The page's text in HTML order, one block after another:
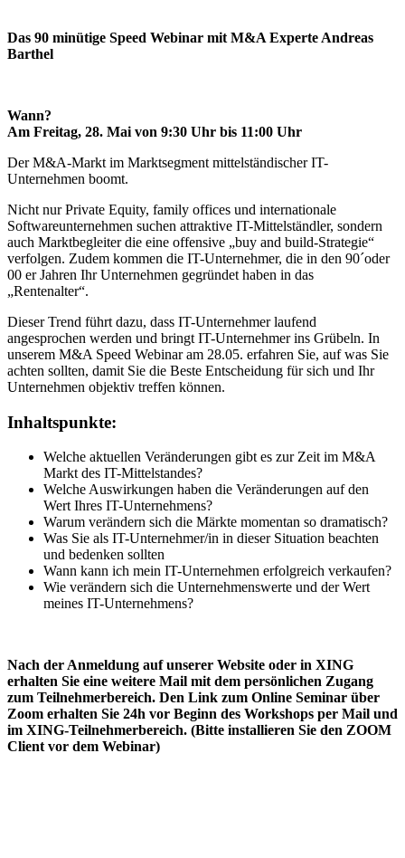
Das 90 minütige Speed Webinar mit M&A Experte Andreas
Barthel
Wann?
Am Freitag, 28. Mai von 9:30 Uhr bis 11:00 Uhr
Der M&A-Markt im Marktsegment mittelständischer IT-
Unternehmen boomt.
Nicht nur Private Equity, family offices und internationale
Softwareunternehmen suchen attraktive IT-Mittelständler, sondern
auch Marktbegleiter die eine offensive „buy and build-Strategie“
verfolgen. Zudem kommen die IT-Unternehmer, die in den 90´oder
00 er Jahren Ihr Unternehmen gegründet haben in das
„Rentenalter“.
Dieser Trend führt dazu, dass IT-Unternehmer laufend
angesprochen werden und bringt IT-Unternehmer ins Grübeln. In
unserem M&A Speed Webinar am 28.05. erfahren Sie, auf was Sie
achten sollten, damit Sie die Beste Entscheidung für sich und Ihr
Unternehmen objektiv treffen können.
Inhaltspunkte:
Welche aktuellen Veränderungen gibt es zur Zeit im M&A
Markt des IT-Mittelstandes?
Welche Auswirkungen haben die Veränderungen auf den
Wert Ihres IT-Unternehmens?
Warum verändern sich die Märkte momentan so dramatisch?
Was Sie als IT-Unternehmer/in in dieser Situation beachten
und bedenken sollten
Wann kann ich mein IT-Unternehmen erfolgreich verkaufen?
Wie verändern sich die Unternehmenswerte und der Wert
meines IT-Unternehmens?
Nach der Anmeldung auf unserer Website oder in XING
erhalten Sie eine weitere Mail mit dem persönlichen Zugang
zum Teilnehmerbereich. Den Link zum Online Seminar über
Zoom erhalten Sie 24h vor Beginn des Workshops per Mail und
im XING-Teilnehmerbereich. (Bitte installieren Sie den ZOOM
Client vor dem Webinar)